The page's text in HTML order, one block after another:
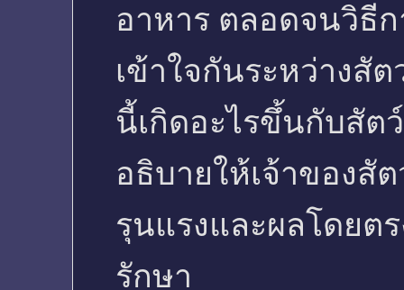
อาหาร ตลอดจนวิธี
เข้าใจกันระหว่างสั
นี้เกิดอะไรขึ้นกับสัต
อธิบายให้เจ้าของสั
รุนแรงและผลโดยต
รักษา